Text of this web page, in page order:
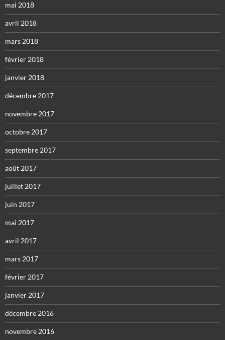
mai 2018
avril 2018
mars 2018
février 2018
janvier 2018
décembre 2017
novembre 2017
octobre 2017
septembre 2017
août 2017
juillet 2017
juin 2017
mai 2017
avril 2017
mars 2017
février 2017
janvier 2017
décembre 2016
novembre 2016